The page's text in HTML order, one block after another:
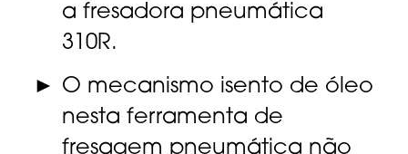
a fresadora pneumática
310R.
O mecanismo isento de óleo
nesta ferramenta de
fresagem pneumática não